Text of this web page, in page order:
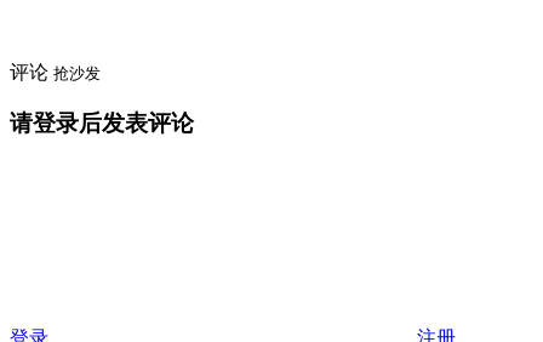
评论 抢沙发
请登录后发表评论
登录 注册